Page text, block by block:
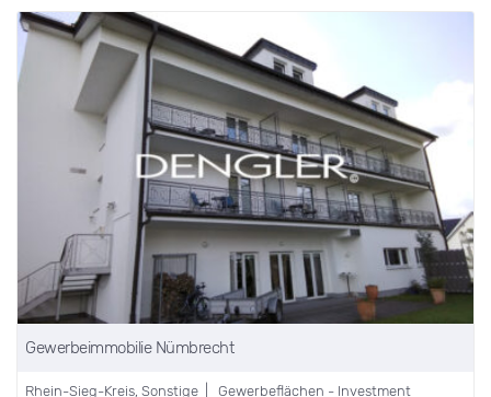
Gewerbeimmobilie Nümbrecht
Rhein-Sieg-Kreis, Sonstige | Gewerbeflächen - Investment